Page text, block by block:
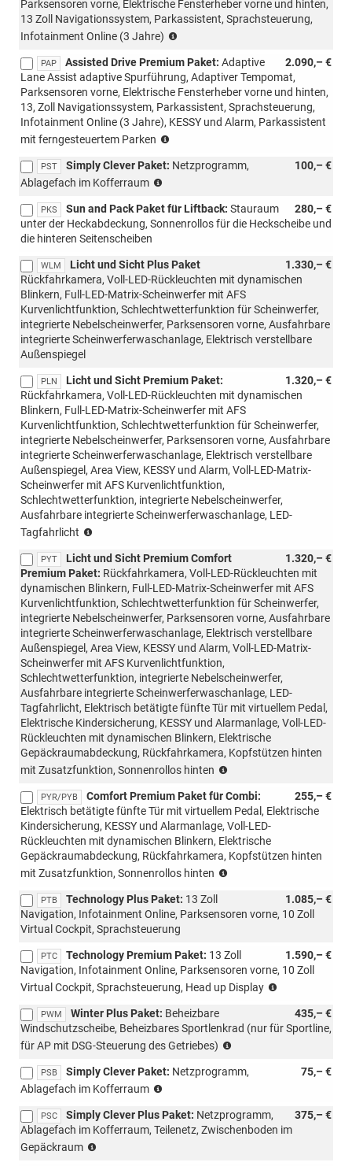
Parksensoren vorne, Elektrische Fensterheber vorne und hinten,
13 Zoll Navigationssystem, Parkassistent, Sprachsteuerung,
Infotainment Online (3 Jahre)
Loft
kombinierbar)
PAP 2.090,– €
Assisted Drive Premium Paket: Adaptive
Lane Assist adaptive Spurführung, Adaptiver Tempomat,
Parksensoren vorne, Elektrische Fensterheber vorne und hinten,
13, Zoll Navigationssystem, Parkassistent, Sprachsteuerung,
Infotainment Online (3 Jahre), KESSY und Alarm, Parkassistent
mit ferngesteuertem Parken
Loft
für
AP)
PST 100,– €
Simply Clever Paket: Netzprogramm,
Ablagefach im Kofferraum
für
m-
PWC/WD4/WD5)
PKS 280,– €
Sun and Pack Paket für Liftback: Stauraum
unter der Heckabdeckung, Sonnenrollos für die Heckscheibe und
die hinteren Seitenscheiben
WLM 1.330,– €
Licht und Sicht Plus Paket
Rückfahrkamera, Voll-LED-Rückleuchten mit dynamischen
Blinkern, Full-LED-Matrix-Scheinwerfer mit AFS
Kurvenlichtfunktion, Schlechtwetterfunktion für Scheinwerfer,
integrierte Nebelscheinwerfer, Parksensoren vorne, Ausfahrbare
integrierte Scheinwerferwaschanlage, Elektrisch verstellbare
Außenspiegel
PLN 1.320,– €
Licht und Sicht Premium Paket:
Rückfahrkamera, Voll-LED-Rückleuchten mit dynamischen
Blinkern, Full-LED-Matrix-Scheinwerfer mit AFS
Kurvenlichtfunktion, Schlechtwetterfunktion für Scheinwerfer,
integrierte Nebelscheinwerfer, Parksensoren vorne, Ausfahrbare
integrierte Scheinwerferwaschanlage, Elektrisch verstellbare
Außenspiegel, Area View, KESSY und Alarm, Voll-LED-Matrix-
Scheinwerfer mit AFS Kurvenlichtfunktion,
Schlechtwetterfunktion, integrierte Nebelscheinwerfer,
Ausfahrbare integrierte Scheinwerferwaschanlage, LED-
Tagfahrlicht
PTB/PTC/PAW/PAP
möglich,nicht
mit
Loft
möglich)
PYT 1.320,– €
Licht und Sicht Premium Comfort
Premium Paket: Rückfahrkamera, Voll-LED-Rückleuchten mit
dynamischen Blinkern, Full-LED-Matrix-Scheinwerfer mit AFS
Kurvenlichtfunktion, Schlechtwetterfunktion für Scheinwerfer,
integrierte Nebelscheinwerfer, Parksensoren vorne, Ausfahrbare
integrierte Scheinwerferwaschanlage, Elektrisch verstellbare
Außenspiegel, Area View, KESSY und Alarm, Voll-LED-Matrix-
Scheinwerfer mit AFS Kurvenlichtfunktion,
Schlechtwetterfunktion, integrierte Nebelscheinwerfer,
Ausfahrbare integrierte Scheinwerferwaschanlage, LED-
Tagfahrlicht, Elektrisch betätigte fünfte Tür mit virtuellem Pedal,
Elektrische Kindersicherung, KESSY und Alarmanlage, Voll-LED-
Rückleuchten mit dynamischen Blinkern, Elektrische
Gepäckraumabdeckung, Rückfahrkamera, Kopfstützen hinten
mit Zusatzfunktion, Sonnenrollos hinten
PTB/PTC/PAW/PAP
möglich,
nicht
mit
Loft
Combi)
PYR/PYB 255,– €
Comfort Premium Paket für Combi:
Elektrisch betätigte fünfte Tür mit virtuellem Pedal, Elektrische
Kindersicherung, KESSY und Alarmanlage, Voll-LED-
Rückleuchten mit dynamischen Blinkern, Elektrische
Gepäckraumabdeckung, Rückfahrkamera, Kopfstützen hinten
mit Zusatzfunktion, Sonnenrollos hinten
nur
PTB 1.085,– €
Technology Plus Paket: 13 Zoll
Navigation, Infotainment Online, Parksensoren vorne, 10 Zoll
Virtual Cockpit, Sprachsteuerung
PTC 1.590,– €
Technology Premium Paket: 13 Zoll
Navigation, Infotainment Online, Parksensoren vorne, 10 Zoll
Virtual Cockpit, Sprachsteuerung, Head up Display
Loft
möglich)
PWM 435,– €
Winter Plus Paket: Beheizbare
Windschutzscheibe, Beheizbares Sportlenkrad (nur für Sportline,
für AP mit DSG-Steuerung des Getriebes)
PLC/PL4/PLF/PL9
PSB 75,– €
Simply Clever Paket: Netzprogramm,
Ablagefach im Kofferraum
m-
HEV,
PSC 375,– €
Simply Clever Plus Paket: Netzprogramm,
Ablagefach im Kofferraum, Teilenetz, Zwischenboden im
Gepäckraum